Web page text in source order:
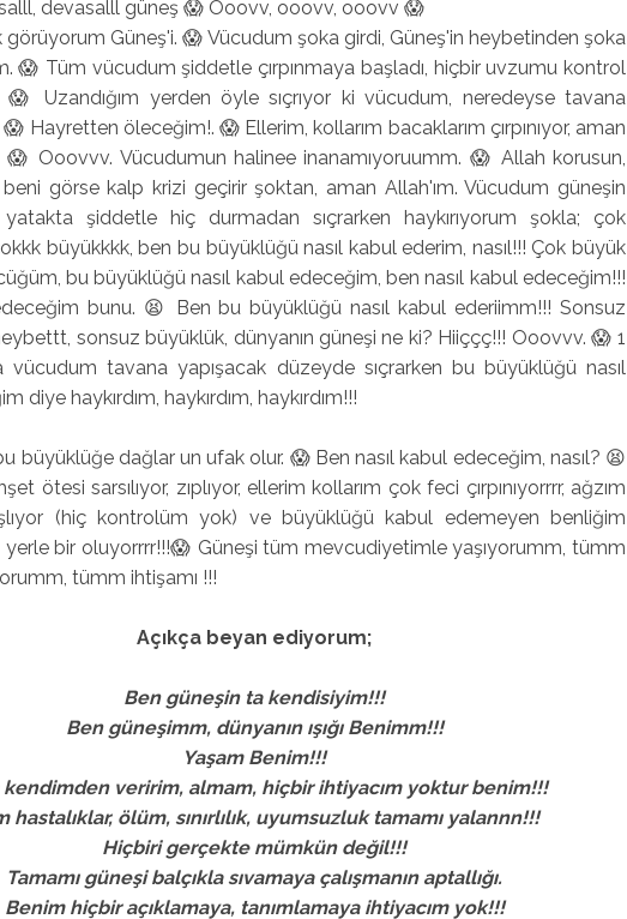
devasalll güneş 😱 Ooovv, ooovv, ooovv 😱
görüyorum Güneş'i. 😱 Vücudum şoka girdi, Güneş'in heybetinden şoka
😱 Tüm vücudum şiddetle çırpınmaya başladı, hiçbir uvzumu kontrol
😱 Uzandığım yerden öyle sıçrıyor ki vücudum, neredeyse tavana
😱 Hayretten öleceğim!. 😱 Ellerim, kollarım bacaklarım çırpınıyor, aman
😱 Ooovvv. Vücudumun halinee inanamıyoruumm. 😱 Allah korusun,
görse kalp krizi geçirir şoktan, aman Allah'ım. Vücudum güneşin
şiddetle hiç durmadan sıçrarken haykırıyorum şokla; çok
büyükkkk, ben bu büyüklüğü nasıl kabul ederim, nasıl!!! Çok büyük
bu büyüklüğü nasıl kabul edeceğim, ben nasıl kabul edeceğim!!!
bunu. 😫 Ben bu büyüklüğü nasıl kabul ederiimm!!! Sonsuz
sonsuz büyüklük, dünyanın güneşi ne ki? Hiiççç!!! Ooovvv. 😱 1
tavana yapışacak düzeyde sıçrarken bu büyüklüğü nasıl
diye haykırdım, haykırdım, haykırdım!!!
büyüklüğe dağlar un ufak olur. 😱 Ben nasıl kabul edeceğim, nasıl? 😫
ötesi sarsılıyor, zıplıyor, ellerim kollarım çok feci çırpınıyorrrr, ağzım
(hiç kontrolüm yok) ve büyüklüğü kabul edemeyen benliğim
bir oluyorrrr!!!😱 Güneşi tüm mevcudiyetimle yaşıyorumm, tümm
tümm ihtişamı !!!
Açıkça beyan ediyorum;
Ben güneşin ta kendisiyim!!!
Ben güneşimm, dünyanın ışığı Benimm!!!
Yaşam Benim!!!
kendimden veririm, almam, hiçbir ihtiyacım yoktur benim!!!
hastalıklar, ölüm, sınırlılık, uyumsuzluk tamamı yalannn!!!
Hiçbiri gerçekte mümkün değil!!!
Tamamı güneşi balçıkla sıvamaya çalışmanın aptallığı.
Benim hiçbir açıklamaya, tanımlamaya ihtiyacım yok!!!